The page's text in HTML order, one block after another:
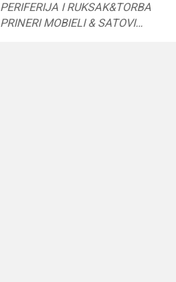
PERIFERIJA I RUKSAK&TORBA
PRINERI MOBIELI & SATOVI…